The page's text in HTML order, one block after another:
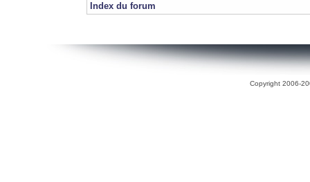
Index du forum
Copyright 2006-